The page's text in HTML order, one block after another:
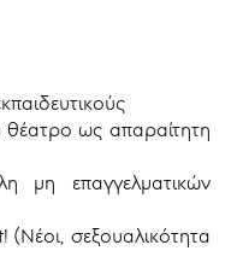
ως απαραίτητη
μη επαγγελματικών
σεξουαλικότητα